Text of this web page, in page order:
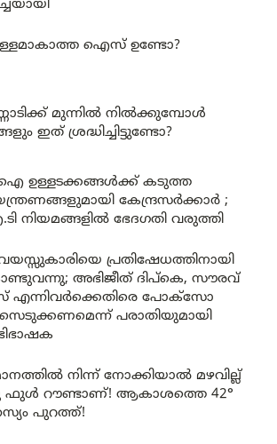
ഐസ് ഉണ്ടോ?
മുന്നിൽ നിൽക്കുമ്പോൾ
ഇത് ശ്രദ്ധിച്ചിട്ടുണ്ടോ?
ഉള്ളടക്കങ്ങൾക്ക് കടുത്ത
കേന്ദ്രസർക്കാർ ;
നിയമങ്ങളിൽ ഭേദഗതി വരുത്തി
പ്രതിഷേധത്തിനായി
അഭിജീത് ദിപ്കെ, സൗരവ്
എന്നിവർക്കെതിരെ പോക്സോ
പരാതിയുമായി
നിന്ന് നോക്കിയാൽ മഴവില്ല്
ഫുൾ റൗണ്ടാണ്! ആകാശത്തെ 42°
പുറത്ത്!